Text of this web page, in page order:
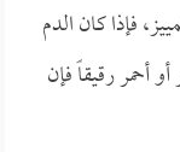
فإذا كان الدم
أحمر رقيقاً فإن